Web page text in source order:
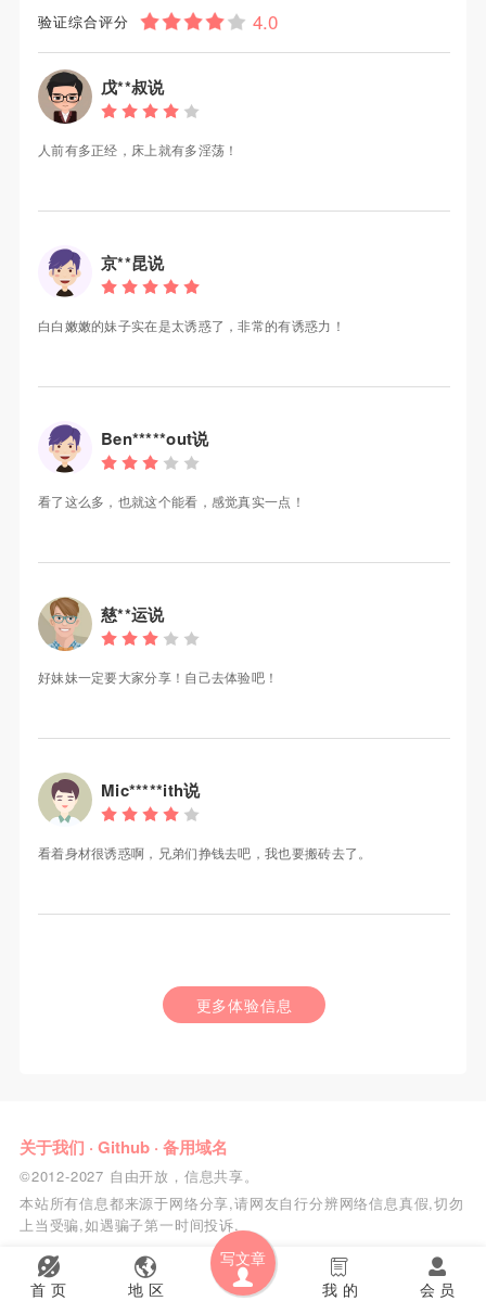
首 页 地 区
写文章
会 员
我 的
验证综合评分
戊**叔说
人前有多正经，床上就有多淫荡！
京**昆说
白白嫩嫩的妹子实在是太诱惑了，非常的有诱惑力！
Ben*****out说
看了这么多，也就这个能看，感觉真实一点！
慈**运说
好妹妹一定要大家分享！自己去体验吧！
Mic*****ith说
看着身材很诱惑啊，兄弟们挣钱去吧，我也要搬砖去了。
更多体验信息
关于我们 · Github· 备用域名
©2012-2027 自由开放，信息共享。
本站所有信息都来源于网络分享,请网友自行分辨网络信息真假,切勿
上当受骗,如遇骗子第一时间投诉.